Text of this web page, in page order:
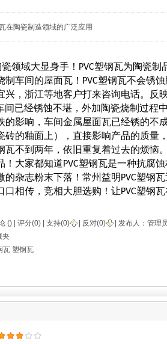
在陶瓷制造领域的广泛应用
瓷领域大显身手！PVC塑钢瓦为陶瓷
制车间的屋面瓦！PVC塑钢瓦不会锈
兴，浙江等地客户打来咨询电话。
间已经锈蚀不堪，外加陶瓷烧制过程
的影响，车间金属屋面瓦已经锈的不
砖的釉面上），直接影响产品的质量
瓦不到两年，依旧重复着过去的烦恼
！大家都知道PVC塑钢瓦是一种抗腐
的杂志粉末下落！常州益明PVC塑钢
口相传，竞相大胆选购！让PVC塑钢
() | 评分(0) | 支持(0) 反对(0) | 发布人： 管理
夹
瓦 塑钢瓦